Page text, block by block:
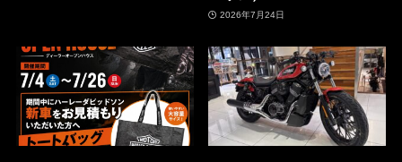
2026年7月24日